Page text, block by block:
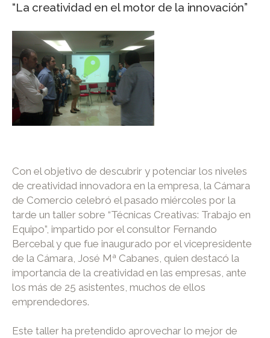
“La creatividad en el motor de la innovación”
Con el objetivo de descubrir y potenciar los niveles
de creatividad innovadora en la empresa, la Cámara
de Comercio celebró el pasado miércoles por la
tarde un taller sobre “Técnicas Creativas: Trabajo en
Equipo”, impartido por el consultor Fernando
Bercebal y que fue inaugurado por el vicepresidente
de la Cámara, José Mª Cabanes, quien destacó la
importancia de la creatividad en las empresas, ante
los más de 25 asistentes, muchos de ellos
emprendedores.
Este taller ha pretendido aprovechar lo mejor de